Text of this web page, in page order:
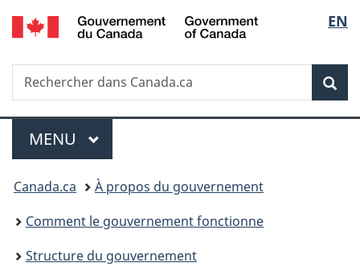
Passer
au
principal
Passer
à
Au
du
Passer
à
version
simplifiée
de
la
EN
Recherche
Rechercher
dans
Menu
MENU PRINCIPAL
Vous
êtes
ici :
Canada.ca
À propos du gouvernement
Comment le gouvernement fonctionne
Structure du gouvernement